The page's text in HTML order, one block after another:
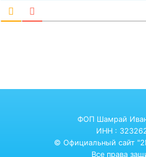
ФОП Шамрай
ИНН :
© Официальный сайт
Все права